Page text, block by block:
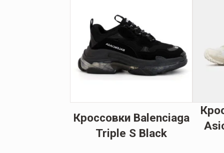
Кроссовки Balenciaga
Triple S Black